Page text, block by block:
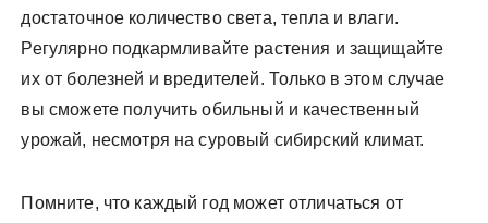
достаточное количество света, тепла и влаги.
Регулярно подкармливайте растения и защищайте
их от болезней и вредителей. Только в этом случае
вы сможете получить обильный и качественный
урожай, несмотря на суровый сибирский климат.
Помните, что каждый год может отличаться от